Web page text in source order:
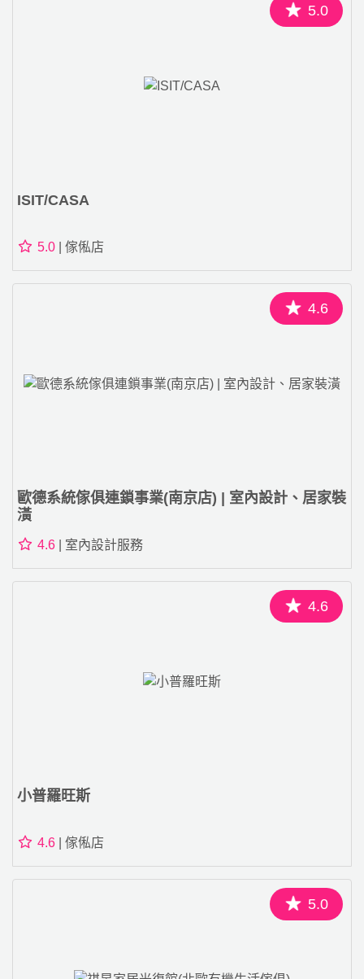
5.0
ISIT/CASA
5.0 | 傢俬店
4.6
歐德系統傢俱連鎖事業(南京店) | 室內設計、居家裝
潢
4.6 | 室內設計服務
4.6
小普羅旺斯
4.6 | 傢俬店
5.0